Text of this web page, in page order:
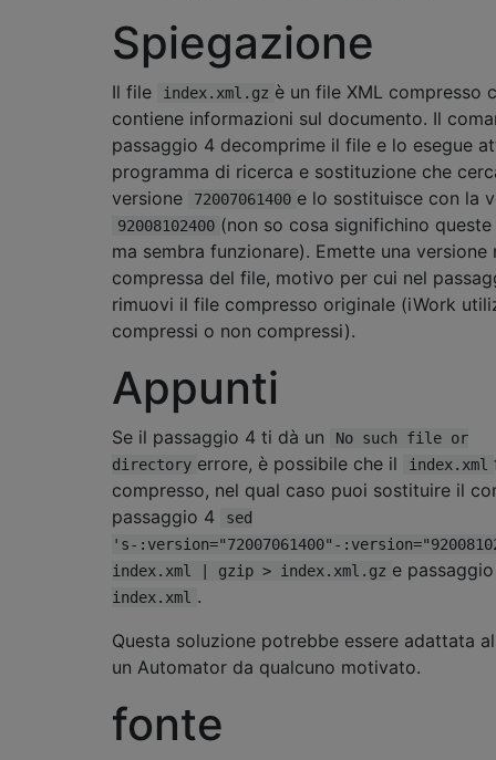
Spiegazione
Il file index.xml.gz è un file XML compresso
contiene informazioni sul documento. Il
passaggio 4 decomprime il file e lo esegue
programma di ricerca e sostituzione che
versione
72007061400 e lo sostituisce con la
92008102400 (non so cosa significhino
ma sembra funzionare). Emette una versione
compressa del file, motivo per cui nel
rimuovi il file compresso originale (iWork
compressi o non compressi).
Appunti
Se il passaggio 4 ti dà un
No such file or
directory errore, è possibile che il index.xml
compresso, nel qual caso puoi sostituire il
passaggio 4
sed
's-:version="72007061400"-
index.xml | gzip > index.xml.gz e
index.xml .
Questa soluzione potrebbe essere adattata
un Automator da qualcuno motivato.
fonte